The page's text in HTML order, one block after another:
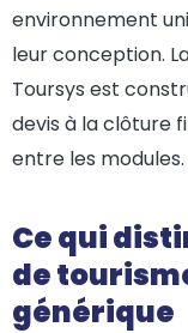
environnement
leur conception.
Toursys est
devis à la clôture
entre les modules.
Ce qui
de
générique